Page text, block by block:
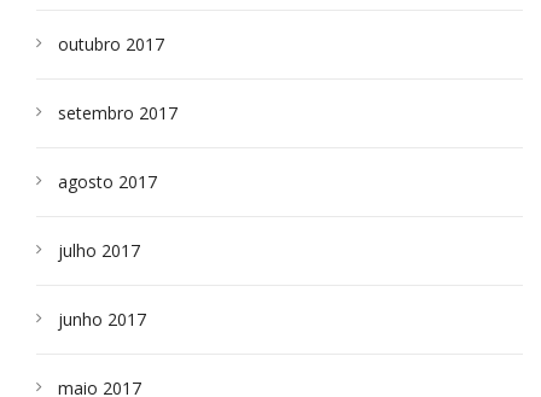
outubro 2017
setembro 2017
agosto 2017
julho 2017
junho 2017
maio 2017